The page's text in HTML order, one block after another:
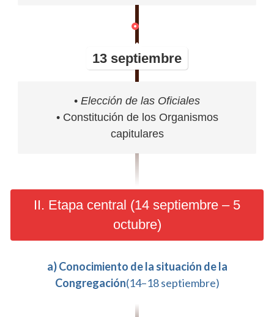
13 septiembre
• Elección de las Oficiales
• Constitución de los Organismos
capitulares
II. Etapa central (14 septiembre – 5
octubre)
a) Conocimiento de la situación de la
Congregación(14–18 septiembre)